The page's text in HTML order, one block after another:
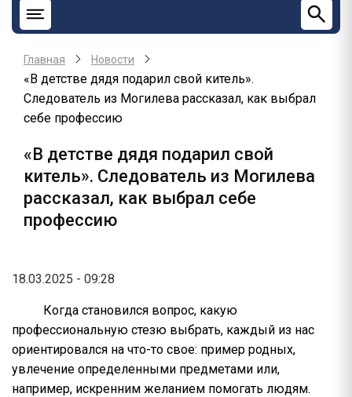
Главная Новости
«В детстве дядя подарил свой китель».
Следователь из Могилева рассказал, как выбрал
себе профессию
«В детстве дядя подарил свой
китель». Следователь из Могилева
рассказал, как выбрал себе
профессию
18.03.2025 - 09:28
Когда становился вопрос, какую
профессиональную стезю выбрать, каждый из нас
ориентировался на что-то свое: пример родных,
увлечение определенными предметами или,
например, искренним желанием помогать людям.